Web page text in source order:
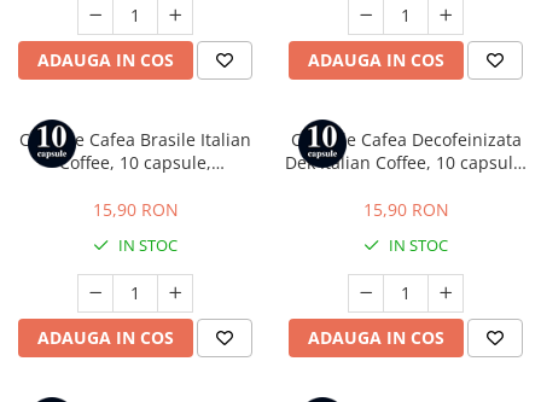
ADAUGA IN COS ADAUGA IN COS
Capsule Cafea Brasile Italian
Coffee, 10 capsule,
Cafissimo, Caffitaly si Beanz
15,90 RON
IN STOC
ADAUGA IN COS
Capsule Cafea Decofeinizata
Dek Italian Coffee, 10 capsule,
Cafissimo, Caffitaly si Beanz
15,90 RON
IN STOC
ADAUGA IN COS